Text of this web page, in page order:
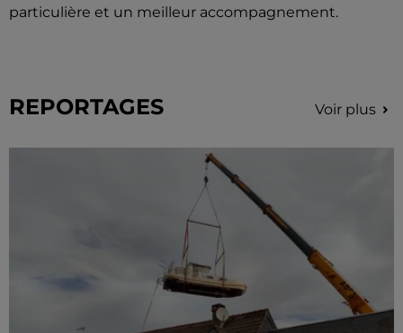
particulière et un meilleur accompagnement.
REPORTAGES Voir plus